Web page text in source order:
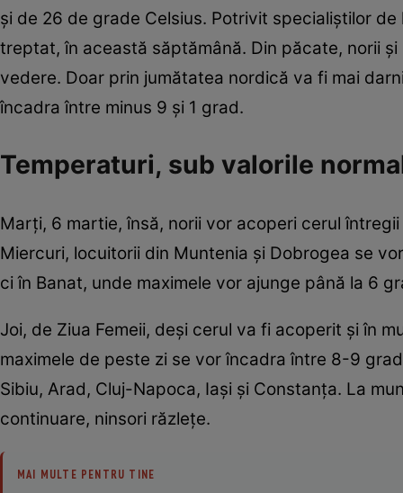
şi de 26 de grade Celsius. Potrivit specialiştilor
treptat, în această săptămână. Din păcate, norii
vedere. Doar prin jumătatea nordică va fi mai
încadra între minus 9 şi 1 grad.
Temperaturi, sub valorile
Marți, 6 martie, însă, norii vor acoperi cerul
Miercuri, locuitorii din Muntenia şi Dobrogea se
ci în Banat, unde maximele vor ajunge până la 6
Joi, de Ziua Femeii, deşi cerul va fi acoperit şi în
maximele de peste zi se vor încadra între 8-9
Sibiu, Arad, Cluj-Napoca, Iaşi şi Constanţa. La
continuare, ninsori răzleţe.
MAI MULTE PENTRU TINE